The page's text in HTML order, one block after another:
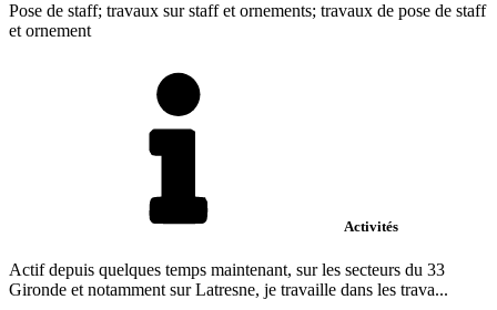
Pose de staff; travaux sur staff et ornements; travaux de pose de staff
et ornement
Activités
Actif depuis quelques temps maintenant, sur les secteurs du 33
Gironde et notamment sur Latresne, je travaille dans les trava...